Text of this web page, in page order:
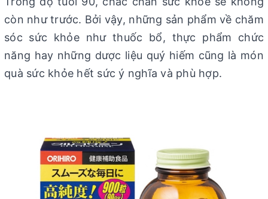
còn như trước. Bởi vậy, những sản phẩm về chăm
sóc sức khỏe như thuốc bổ, thực phẩm chức
năng hay những dược liệu quý hiếm cũng là món
quà sức khỏe hết sức ý nghĩa và phù hợp.